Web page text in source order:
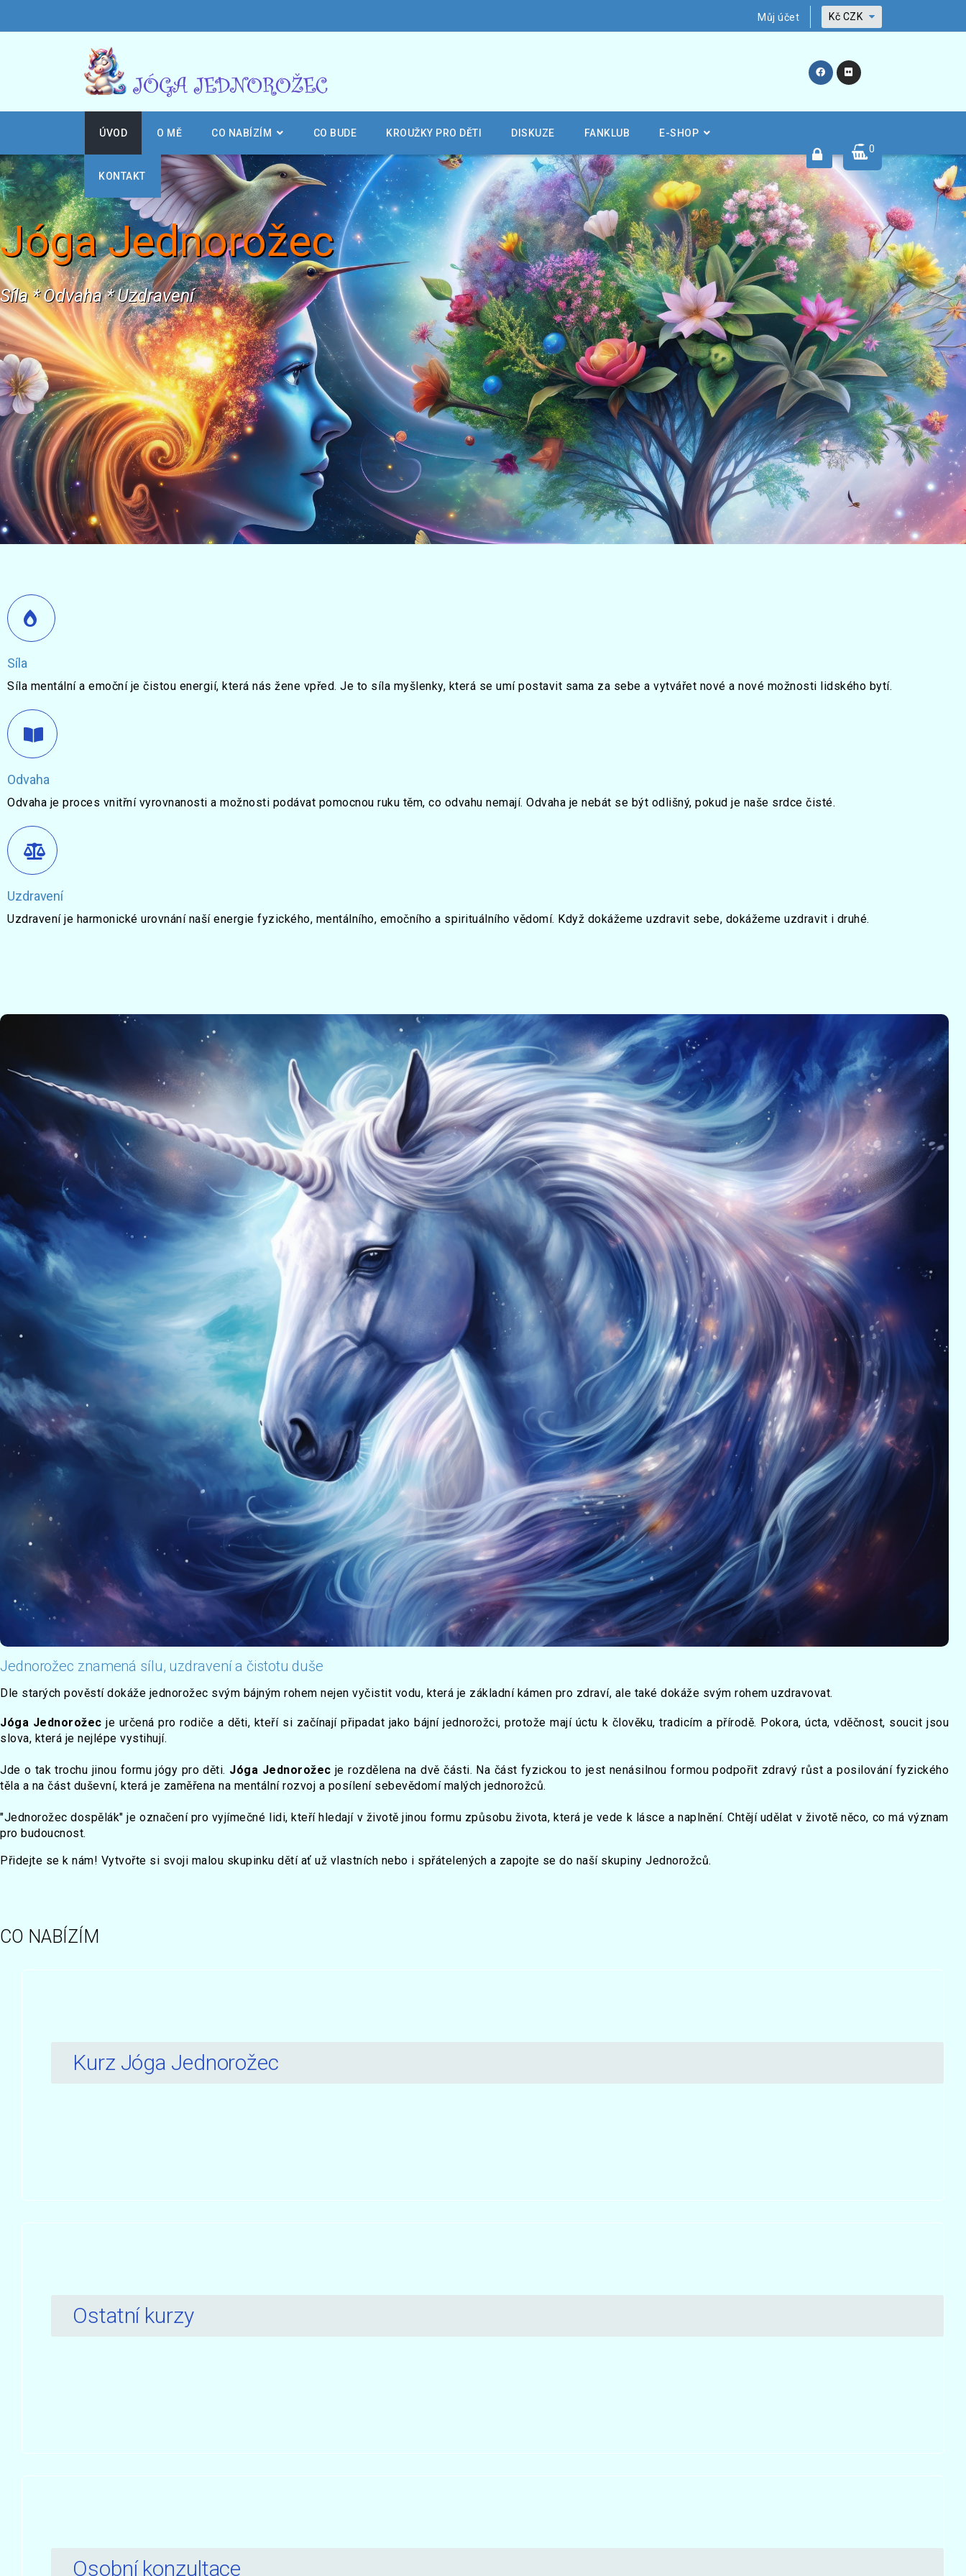
Můj účet Kč CZK
ÚVOD O MĚ CO NABÍZÍM CO BUDE KROUŽKY PRO DĚTI DISKUZE FANKLUB E-SHOP
KONTAKT
0
Jóga Jednorožec
Síla * Odvaha * Uzdravení
Síla
Síla mentální a emoční je čistou energií, která nás žene vpřed. Je to síla myšlenky, která se umí postavit sama za sebe a vytvářet nové a nové možnosti lidského bytí.
Odvaha
Odvaha je proces vnitřní vyrovnanosti a možnosti podávat pomocnou ruku těm, co odvahu nemají. Odvaha je nebát se být odlišný, pokud je naše srdce čisté.
Uzdravení
Uzdravení je harmonické urovnání naší energie fyzického, mentálního, emočního a spirituálního vědomí. Když dokážeme uzdravit sebe, dokážeme uzdravit i druhé.
Jednorožec znamená sílu, uzdravení a čistotu duše
Dle starých pověstí dokáže jednorožec svým bájným rohem nejen vyčistit vodu, která je základní kámen pro zdraví, ale také dokáže svým rohem uzdravovat.
Jóga Jednorožec je určená pro rodiče a děti, kteří si začínají připadat jako bájní jednorožci, protože mají úctu k člověku, tradicím a přírodě. Pokora, úcta, vděčnost, soucit jsou
slova, která je nejlépe vystihují.
Jde o tak trochu jinou formu jógy pro děti. Jóga Jednorožec je rozdělena na dvě části. Na část fyzickou to jest nenásilnou formou podpořit zdravý růst a posilování fyzického
těla a na část duševní, která je zaměřena na mentální rozvoj a posílení sebevědomí malých jednorožců.
"Jednorožec dospělák" je označení pro vyjímečné lidi, kteří hledají v životě jinou formu způsobu života, která je vede k lásce a naplnění. Chtějí udělat v životě něco, co má význam
pro budoucnost.
Přidejte se k nám! Vytvořte si svoji malou skupinku dětí ať už vlastních nebo i spřátelených a zapojte se do naší skupiny Jednorožců.
CO NABÍZÍM
Kurz Jóga Jednorožec
Ostatní kurzy
Osobní konzultace